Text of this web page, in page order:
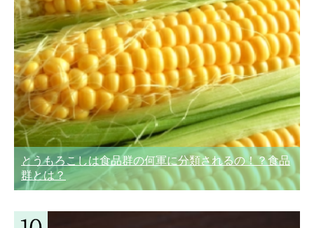
とうもろこしは食品群の何軍に分類されるの！？食品
群とは？